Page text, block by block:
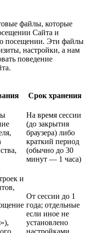
файлы, которые
Сайта и
посещении. Эти файлы
настройки, а нам
поведение
Срок хранения
На время сессии
(до закрытия
браузера) либо
краткий период
(обычно до 30
минут — 1 часа)
и
От сессии до 1
года; отдельные
если иное не
установлено
настройками